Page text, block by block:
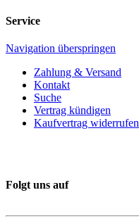
Service
Navigation überspringen
Zahlung & Versand
Kontakt
Suche
Vertrag kündigen
Kaufvertrag widerrufen
Folgt uns auf